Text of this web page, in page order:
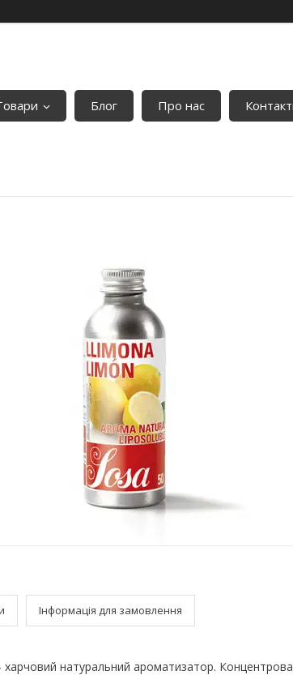
Блог Про нас
Інформація для замовлення
натуральний ароматизатор.